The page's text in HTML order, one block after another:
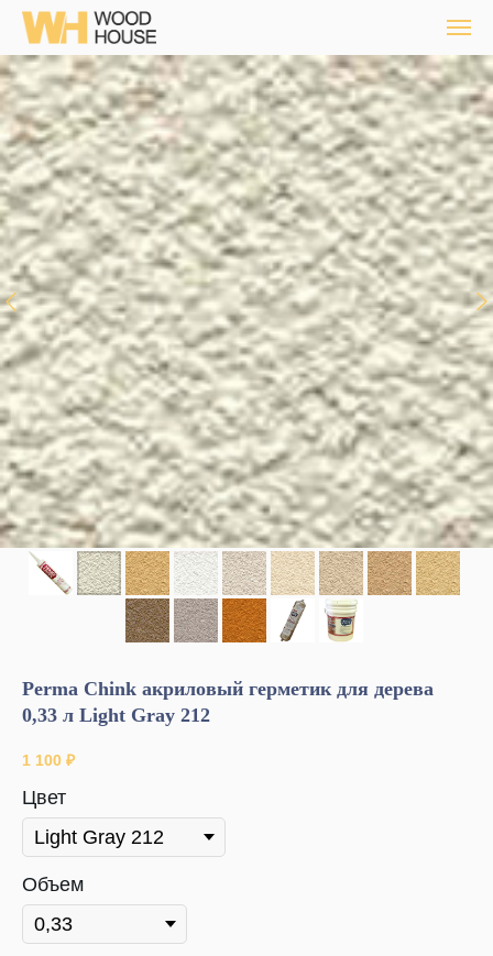
Perma Chink акриловый герметик для дерева
0,33 л Light Gray 212
1 100 ₽
Цвет
Объем